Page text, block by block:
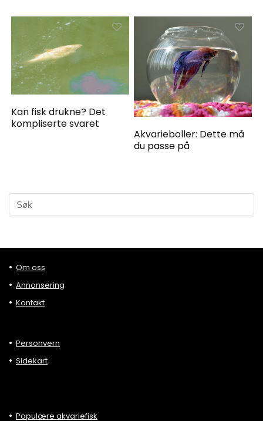
Kan fisk drukne? Det
kompliserte svaret
Akvarieboller: Dette må
du passe på
Om oss
Annonsering
Kontakt
Personvern
Sidekart
Populære akvariefisk